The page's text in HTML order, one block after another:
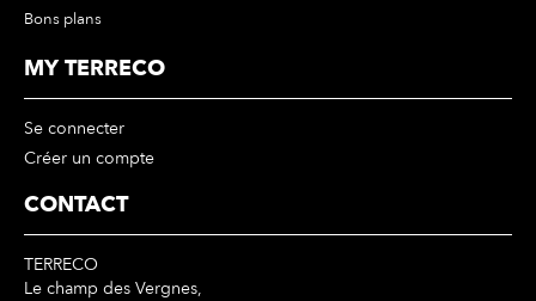
Bons plans
MY TERRECO
Se connecter
Créer un compte
CONTACT
TERRECO
Le champ des Vergnes,